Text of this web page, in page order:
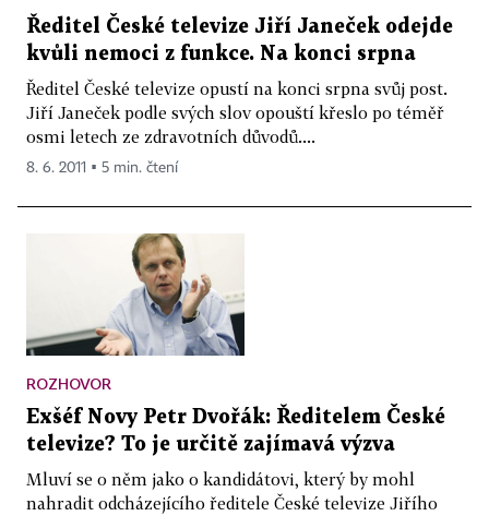
Ředitel České televize Jiří Janeček odejde
kvůli nemoci z funkce. Na konci srpna
Ředitel České televize opustí na konci srpna svůj post.
Jiří Janeček podle svých slov opouští křeslo po téměř
osmi letech ze zdravotních důvodů....
8. 6. 2011 ▪ 5 min. čtení
ROZHOVOR
Exšéf Novy Petr Dvořák: Ředitelem České
televize? To je určitě zajímavá výzva
Mluví se o něm jako o kandidátovi, který by mohl
nahradit odcházejícího ředitele České televize Jiřího